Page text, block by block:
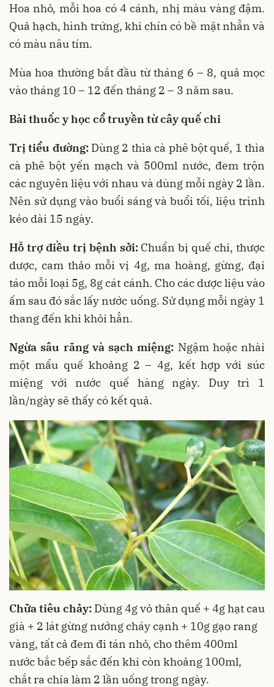
Hoa nhỏ, mỗi hoa có 4 cánh, nhị màu vàng đậm.
Quả hạch, hình trứng, khi chín có bề mặt nhẵn và
có màu nâu tím.
Mùa hoa thường bắt đầu từ tháng 6 – 8, quả mọc
vào tháng 10 – 12 đến tháng 2 – 3 năm sau.
Bài thuốc y học cổ truyền từ cây quế chi
Trị tiểu đường:Dùng 2 thìa cà phê bột quế, 1 thìa
cà phê bột yến mạch và 500ml nước, đem trộn
các nguyên liệu với nhau và dùng mỗi ngày 2 lần.
Nên sử dụng vào buổi sáng và buổi tối, liệu trình
kéo dài 15 ngày.
Hỗ trợ điều trị bệnh sởi: Chuẩn bị quế chi, thược
dược, cam thảo mỗi vị 4g, ma hoàng, gừng, đại
táo mỗi loại 5g, 8g cát cánh. Cho các dược liệu vào
ấm sau đó sắc lấy nước uống. Sử dụng mỗi ngày 1
thang đến khi khỏi hẳn.
Ngừa sâu răng và sạch miệng: Ngậm hoặc nhài
một mẩu quế khoảng 2 – 4g, kết hợp với súc
miệng với nước quế hàng ngày. Duy trì 1
lần/ngày sẽ thấy có kết quả.
Chữa tiêu chảy: Dùng 4g vỏ thân quế + 4g hạt cau
già + 2 lát gừng nướng cháy cạnh + 10g gạo rang
vàng, tất cả đem đi tán nhỏ, cho thêm 400ml
nước bắc bếp sắc đến khi còn khoảng 100ml,
chắt ra chia làm 2 lần uống trong ngày.